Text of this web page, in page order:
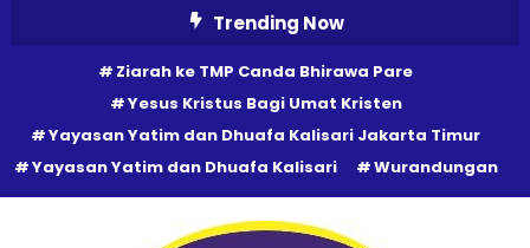
Trending Now
Ziarah ke TMP Canda Bhirawa Pare
Yesus Kristus Bagi Umat Kristen
Yayasan Yatim dan Dhuafa Kalisari Jakarta Timur
Yayasan Yatim dan Dhuafa Kalisari
Wurandungan